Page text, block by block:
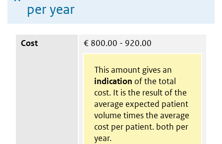
per year
Cost € 800.00 - 920.00
This amount gives an
indication of the total
cost. It is the result of the
average expected patient
volume times the average
cost per patient. both per
year.